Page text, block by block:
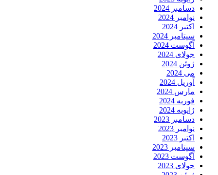
دسامبر 2024
نوامبر 2024
اکتبر 2024
سپتامبر 2024
آگوست 2024
جولای 2024
ژوئن 2024
می 2024
آوریل 2024
مارس 2024
فوریه 2024
ژانویه 2024
دسامبر 2023
نوامبر 2023
اکتبر 2023
سپتامبر 2023
آگوست 2023
جولای 2023